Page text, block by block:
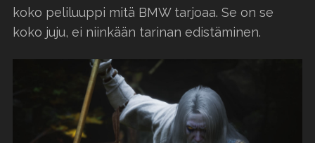
koko peliluuppi mitä BMW tarjoaa. Se on se
koko juju, ei niinkään tarinan edistäminen.